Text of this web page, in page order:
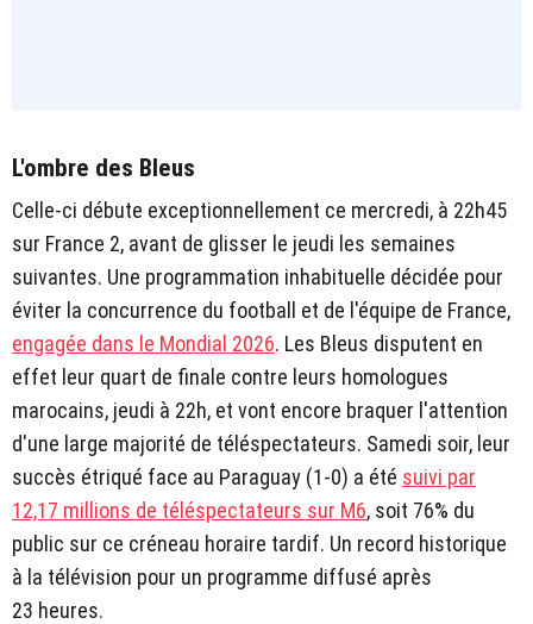
L'ombre des Bleus
Celle-ci débute exceptionnellement ce mercredi, à 22h45
sur France 2, avant de glisser le jeudi les semaines
suivantes. Une programmation inhabituelle décidée pour
éviter la concurrence du football et de l'équipe de France,
engagée dans le Mondial 2026. Les Bleus disputent en
effet leur quart de finale contre leurs homologues
marocains, jeudi à 22h, et vont encore braquer l'attention
d'une large majorité de téléspectateurs. Samedi soir, leur
succès étriqué face au Paraguay (1-0) a été suivi par
12,17 millions de téléspectateurs sur M6, soit 76% du
public sur ce créneau horaire tardif. Un record historique
à la télévision pour un programme diffusé après
23 heures.